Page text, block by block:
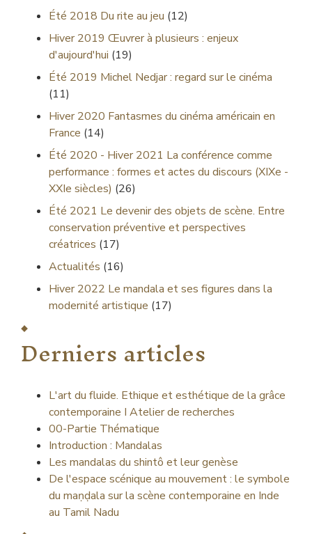
Été 2018 Du rite au jeu (12)
Hiver 2019 Œuvrer à plusieurs : enjeux
d'aujourd'hui (19)
Été 2019 Michel Nedjar : regard sur le cinéma
(11)
Hiver 2020 Fantasmes du cinéma américain en
France (14)
Été 2020 - Hiver 2021 La conférence comme
performance : formes et actes du discours (XIXe -
XXIe siècles) (26)
Été 2021 Le devenir des objets de scène. Entre
conservation préventive et perspectives
créatrices (17)
Actualités (16)
Hiver 2022 Le mandala et ses figures dans la
modernité artistique (17)
Derniers articles
L'art du fluide. Ethique et esthétique de la grâce
contemporaine I Atelier de recherches
00-Partie Thématique
Introduction : Mandalas
Les mandalas du shintô et leur genèse
De l'espace scénique au mouvement : le symbole
du maṇḍala sur la scène contemporaine en Inde
au Tamil Nadu